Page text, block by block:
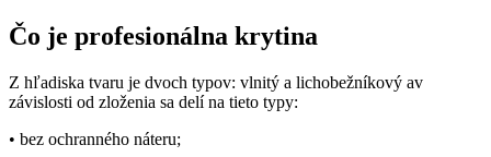
Čo je profesionálna krytina
Z hľadiska tvaru je dvoch typov: vlnitý a lichobežníkový av
závislosti od zloženia sa delí na tieto typy:
• bez ochranného náteru;